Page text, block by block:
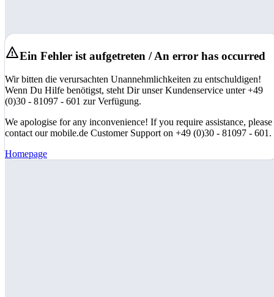
Ein Fehler ist aufgetreten / An error has occurred
Wir bitten die verursachten Unannehmlichkeiten zu entschuldigen!
Wenn Du Hilfe benötigst, steht Dir unser Kundenservice unter +49
(0)30 - 81097 - 601 zur Verfügung.
We apologise for any inconvenience! If you require assistance, please
contact our mobile.de Customer Support on +49 (0)30 - 81097 - 601.
Homepage